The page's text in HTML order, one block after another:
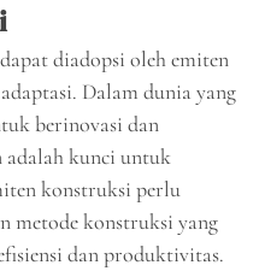
diadopsi oleh emiten
Dalam dunia yang
berinovasi dan
adalah kunci untuk
konstruksi perlu
metode konstruksi yang
dan produktivitas.